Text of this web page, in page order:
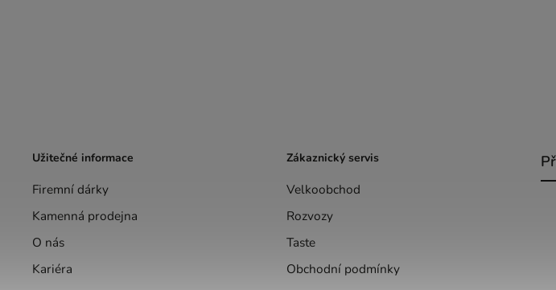
Užitečné informace
Firemní dárky
Kamenná prodejna
O nás
Kariéra
Zákaznický servis
Velkoobchod
Rozvozy
Taste
Obchodní podmínky